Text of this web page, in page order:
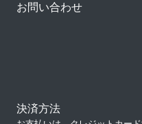
お問い合わせ
決済方法